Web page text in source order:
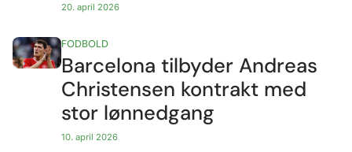
20. april 2026
Barcelona tilbyder Andreas
Christensen kontrakt med
stor lønnedgang
10. april 2026
FODBOLD